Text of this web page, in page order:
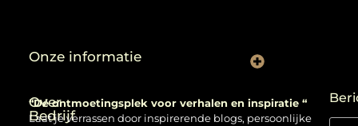
Over
Bedrijf
“Dé ontmoetingsplek voor verhalen en inspiratie “
Laat je verrassen door inspirerende blogs, persoonlijke
Onze informatie